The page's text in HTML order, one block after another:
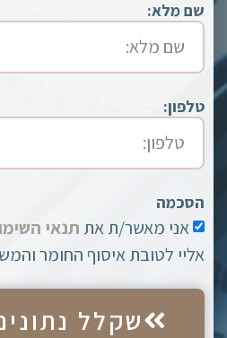
שם מלא:
טלפון:
הסכמה
אני מאשר/ת את תנאי
אליי לטובת איסוף החומר
שקלל